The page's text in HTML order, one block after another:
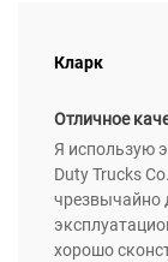
Кларк
Отличное
Я использую
Duty Trucks
чрезвычайно
хорошо